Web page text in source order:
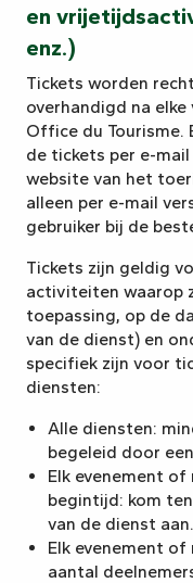
en
enz.)
Tickets worden
overhandigd na
Office du Tourisme.
de tickets per e-
website van het
alleen per e-mail
gebruiker bij de
Tickets zijn geldig
activiteiten waarop
toepassing, op de
van de dienst) en
specifiek zijn voor
diensten:
Alle diensten:
begeleid door
Elk evenement
begintijd: kom
van de dienst aan.
Elk evenement
aantal